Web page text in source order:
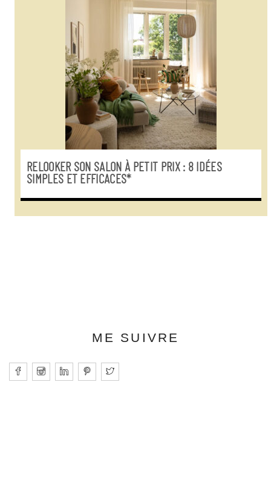
RELOOKER SON SALON À PETIT PRIX : 8 IDÉES
SIMPLES ET EFFICACES*
ME SUIVRE